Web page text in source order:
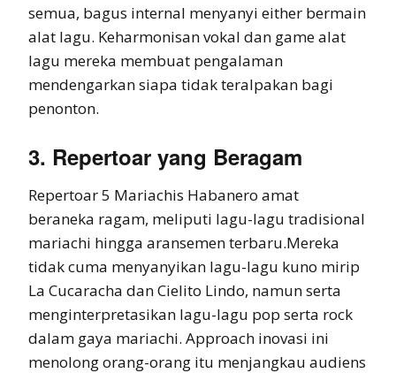
semua, bagus internal menyanyi either bermain
alat lagu. Keharmonisan vokal dan game alat
lagu mereka membuat pengalaman
mendengarkan siapa tidak teralpakan bagi
penonton.
3. Repertoar yang Beragam
Repertoar 5 Mariachis Habanero amat
beraneka ragam, meliputi lagu-lagu tradisional
mariachi hingga aransemen terbaru.Mereka
tidak cuma menyanyikan lagu-lagu kuno mirip
La Cucaracha dan Cielito Lindo, namun serta
menginterpretasikan lagu-lagu pop serta rock
dalam gaya mariachi. Approach inovasi ini
menolong orang-orang itu menjangkau audiens